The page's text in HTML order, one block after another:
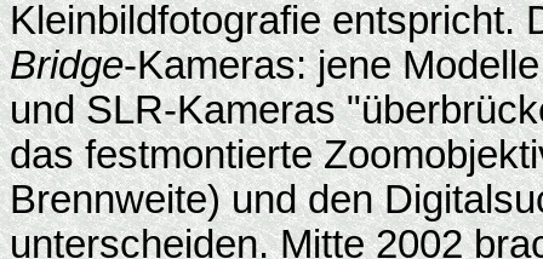
Kleinbildfotografie entspricht.
Bridge-Kameras: jene
und SLR-Kameras
das festmontierte
Brennweite) und den
unterscheiden. Mitte 2002